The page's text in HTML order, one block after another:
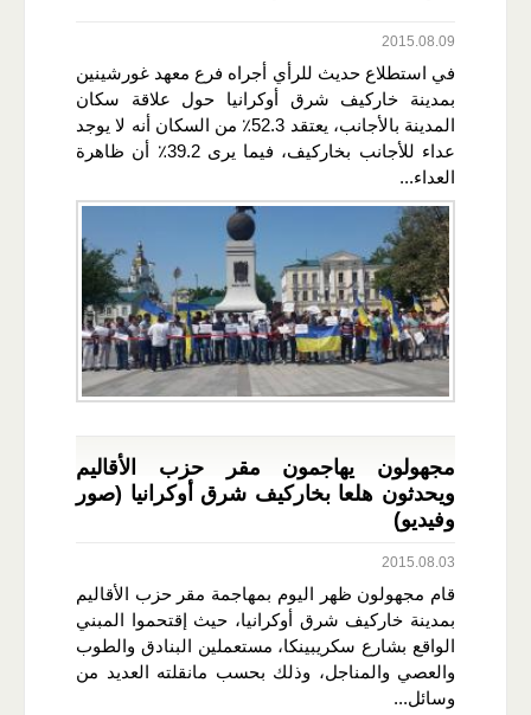
2015.08.09
في استطلاع حديث للرأي أجراه فرع معهد غورشينين
بمدينة خاركيف شرق أوكرانيا حول علاقة سكان
المدينة بالأجانب، يعتقد 52.3٪ من السكان أنه لا يوجد
عداء للأجانب بخاركيف، فيما يرى 39.2٪ أن ظاهرة
العداء...
مجهولون يهاجمون مقر حزب الأقاليم
ويحدثون هلعا بخاركيف شرق أوكرانيا (صور
وفيديو)
2015.08.03
قام مجهولون ظهر اليوم بمهاجمة مقر حزب الأقاليم
بمدينة خاركيف شرق أوكرانيا، حيث إقتحموا المبني
الواقع بشارع سكريبينكا، مستعملين البنادق والطوب
والعصي والمناجل، وذلك بحسب مانقلته العديد من
وسائل...